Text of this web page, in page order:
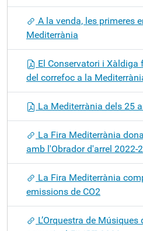
A la venda, les primeres
Mediterrània
El Conservatori i
del correfoc a la
La Mediterrània dels 25
La Fira Mediterrània
amb l'Obrador d'arrel 2022-
La Fira Mediterrània
emissions de CO2
L’Orquestra de Músiques